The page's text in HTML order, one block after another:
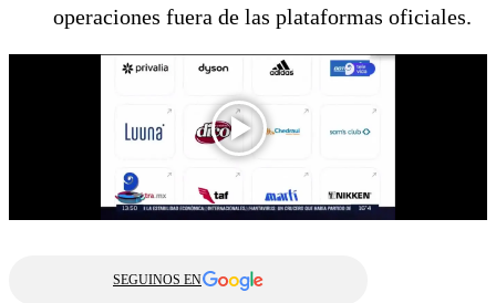
operaciones fuera de las plataformas oficiales.
SEGUINOS EN